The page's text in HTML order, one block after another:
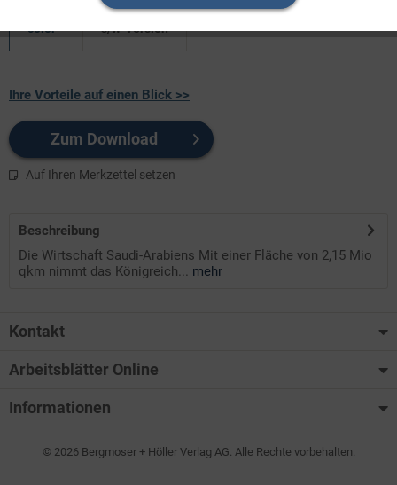
color s/w-Version
Ihre Vorteile auf einen Blick >>
Zum Download
Auf Ihren Merkzettel setzen
Beschreibung
Die Wirtschaft Saudi-Arabiens Mit einer Fläche von 2,15 Mio
qkm nimmt das Königreich... mehr
Kontakt
Arbeitsblätter Online
Informationen
© 2026 Bergmoser + Höller Verlag AG. Alle Rechte vorbehalten.